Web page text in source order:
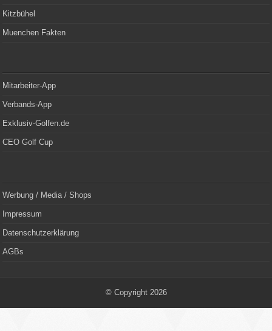
Kitzbühel
Muenchen Fakten
Mitarbeiter-App
Verbands-App
Exklusiv-Golfen.de
CEO Golf Cup
Werbung / Media / Shops
Impressum
Datenschutzerklärung
AGBs
© Copyright 2026